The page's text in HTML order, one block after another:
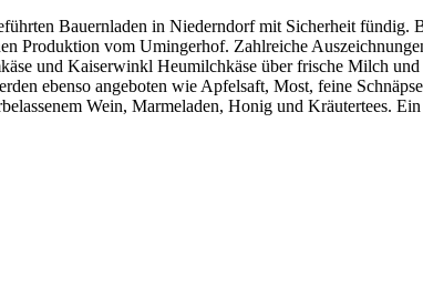
Bauernladen in Niederndorf mit Sicherheit fündig.
Produktion vom Umingerhof. Zahlreiche
und Kaiserwinkl Heumilchkäse über frische Milch
ebenso angeboten wie Apfelsaft, Most, feine
Wein, Marmeladen, Honig und Kräutertees.